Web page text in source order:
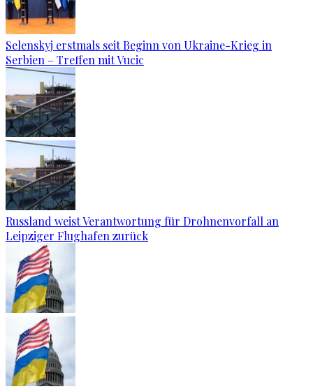
Selenskyj erstmals seit Beginn von Ukraine-Krieg in
Serbien – Treffen mit Vucic
Russland weist Verantwortung für Drohnenvorfall an
Leipziger Flughafen zurück